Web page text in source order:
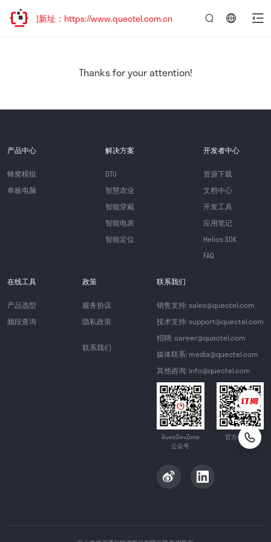
欢迎访问新址：https://www.quectel.com.cn
Thanks for your attention!
产品中心
蜂窝模组
单板电脑
解决方案
DTU
智慧农业
智能穿戴
智能电表
智能定位
开发者中心
资源下载
文档中心
开发工具
应用笔记
Helios SDK
FAQ
在线工具
产品选型
频段查询
政策
服务协议
隐私政策
联系我们
联系我们
销售支持: sales@quectel.com
技术支持: support@quectel.com
招聘: career@quectel.com
媒体联系: media@quectel.com
其他咨询: info@quectel.com
QuecDevZone
公众号
官方公众号